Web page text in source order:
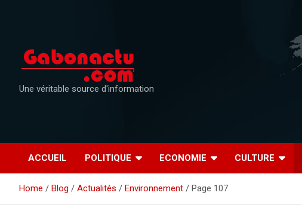
Une véritable source d'information
ACCUEIL POLITIQUE ECONOMIE CULTURE
Home Blog Actualités Environnement Page 107